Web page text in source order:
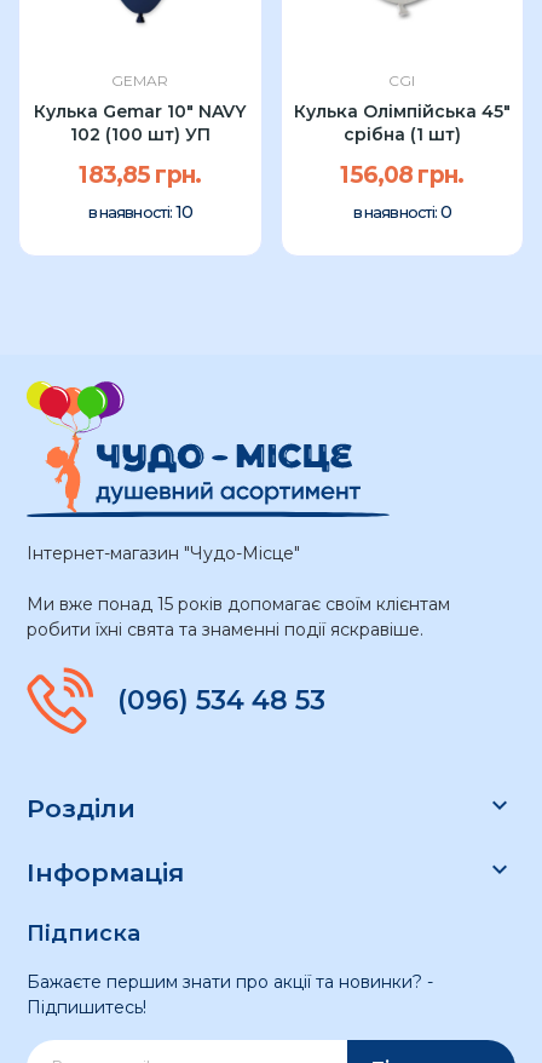
GEMAR
Кулька Gemar 10" NAVY
102 (100 шт) УП
183,85 грн.
в наявності: 10
CGI
Кулька Олімпійська 45"
срібна (1 шт)
156,08 грн.
в наявності: 0
Інтернет-магазин "Чудо-Місце"
Ми вже понад 15 років допомагає своїм клієнтам
робити їхні свята та знаменні події яскравіше.
(096) 534 48 53
Розділи 
Інформація 
Підписка
Бажаєте першим знати про акції та новинки? -
Підпишитесь!